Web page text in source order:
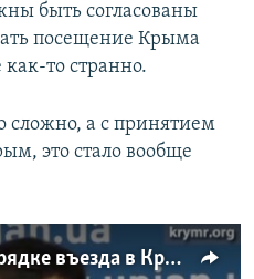
быть согласованы
посещение Крыма
то странно.
сложно, а с принятием
это стало вообще
Правозащитники о порядке въезда в Крым (видео)